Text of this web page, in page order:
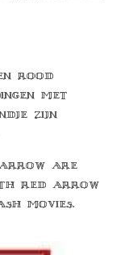
rood
met
zijn
arrow are
red arrow
movies.